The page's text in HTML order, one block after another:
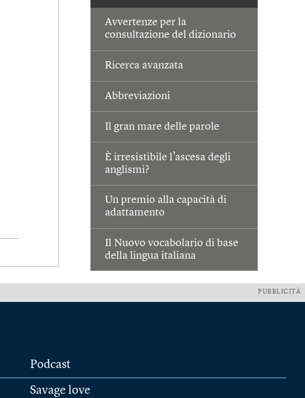
Avvertenze per la
consultazione del dizionario
Ricerca avanzata
Abbreviazioni
Il gran mare delle parole
È irresistibile l’ascesa degli
anglismi?
Un premio alla capacità di
adattamento
Il Nuovo vocabolario di base
della lingua italiana
PUBBLICITÀ
Podcast
Savage love